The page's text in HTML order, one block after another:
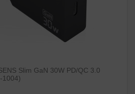
Slim GaN 30W PD/QC 3.0
1004)